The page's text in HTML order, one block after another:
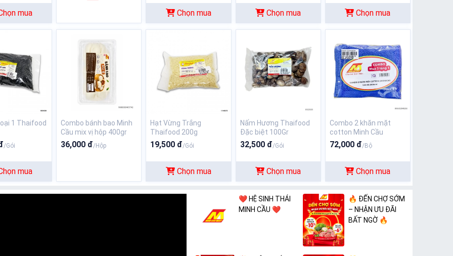
mua Chọn mua Chọn mua Chọn mua
1 Thaifood
/Gói
mua
Combo bánh bao Minh
Cầu mix vị hộp 400gr
36,000 đ/Hộp
Hạt Vừng Trắng
Thaifood 200g
19,500 đ/Gói
Chọn mua
Nấm Hương Thaifood
Đặc biệt 100Gr
32,500 đ/Gói
Chọn mua
Combo 2 khăn mặt
cotton Minh Cầu
30x50cm tặng 1 chiêc
cùng loại
72,000 đ/Bộ
Chọn mua
❤️ HỆ SINH THÁI
MINH CẦU ❤️
🔥 ĐẾN CHỢ SỚM
– NHẬN ƯU ĐÃI
BẤT NGỜ 🔥